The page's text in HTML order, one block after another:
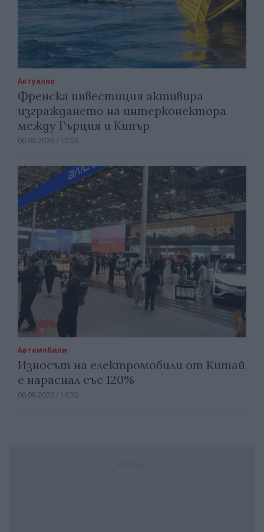
Актуално
Френска инвестиция активира
изграждането на интерконектора
между Гърция и Кипър
06.08.2026 / 17:06
Автомобили
Износът на електромобили от Китай
е нараснал със 120%
06.08.2026 / 16:30